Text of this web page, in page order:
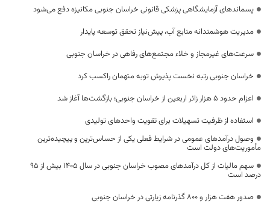
پسماندهای آزمایشگاهی پزشکی قانونی خراسان جنوبی مکانیزه دفع می‌شود
مدیریت هوشمندانه منابع آب، پیش‌نیاز تحقق توسعه پایدار
سرعت‌های غیرمجاز و خلاء مجتمع‌های رفاهی در خراسان جنوبی
خراسان جنوبی رتبه نخست پذیرش توبه متهمان راکسب کرد
اعزام حدود 5 هزار زائر اربعین از خراسان جنوبی؛ بازگشت‌ها آغاز شد
استفاده از ظرفیت تسهیلات برای تقویت واحدهای تولیدی
وصول درآمدهای عمومی در شرایط فعلی یکی از حساس‌ترین و پیچیده‌ترین
مأموریت‌های دولت است
سهم مالیات از کل درآمدهای مصوب خراسان جنوبی در سال ۱۴۰۵ بیش از ۹۵
درصد است
صدور هفت هزار و ۸۰۰ گذرنامه زیارتی در خراسان جنوبی